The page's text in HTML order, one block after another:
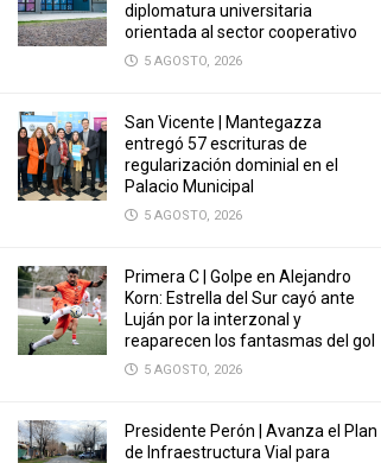
diplomatura universitaria
orientada al sector cooperativo
5 AGOSTO, 2026
San Vicente | Mantegazza
entregó 57 escrituras de
regularización dominial en el
Palacio Municipal
5 AGOSTO, 2026
Primera C | Golpe en Alejandro
Korn: Estrella del Sur cayó ante
Luján por la interzonal y
reaparecen los fantasmas del gol
5 AGOSTO, 2026
Presidente Perón | Avanza el Plan
de Infraestructura Vial para